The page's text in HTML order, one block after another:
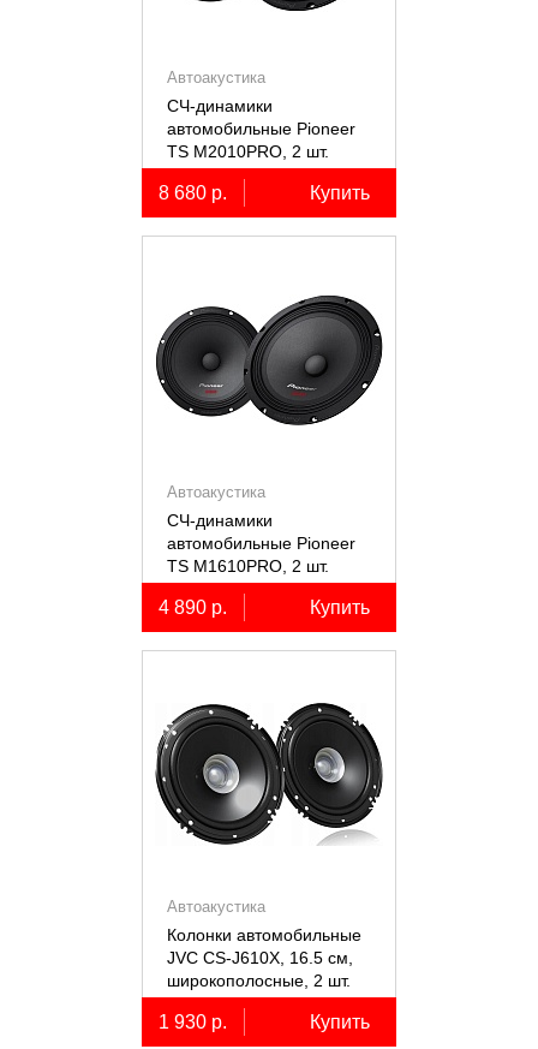
Автоакустика
СЧ-динамики
автомобильные Pioneer
TS M2010PRO, 2 шт.
8 680 р. Купить
Автоакустика
СЧ-динамики
автомобильные Pioneer
TS M1610PRO, 2 шт.
4 890 р. Купить
Автоакустика
Колонки автомобильные
JVC CS-J610X, 16.5 см,
широкополосные, 2 шт.
1 930 р. Купить